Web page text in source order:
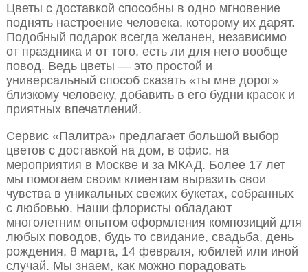
Цветы с доставкой способны в одно мгновение
поднять настроение человека, которому их дарят.
Подобный подарок всегда желанен, независимо
от праздника и от того, есть ли для него вообще
повод. Ведь цветы — это простой и
универсальный способ сказать «ты мне дорог»
близкому человеку, добавить в его будни красок и
приятных впечатлений.
Сервис «Палитра» предлагает большой выбор
цветов с доставкой на дом, в офис, на
мероприятия в Москве и за МКАД. Более 17 лет
мы помогаем своим клиентам выразить свои
чувства в уникальных свежих букетах, собранных
с любовью. Наши флористы обладают
многолетним опытом оформления композиций для
любых поводов, будь то свидание, свадьба, день
рождения, 8 марта, 14 февраля, юбилей или иной
случай. Мы знаем, как можно порадовать